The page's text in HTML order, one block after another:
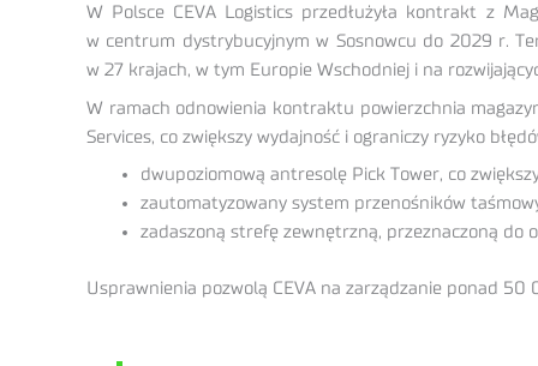
W Polsce CEVA Logistics przedłużyła kontrakt z
w centrum dystrybucyjnym w Sosnowcu do 2029 r.
w 27 krajach, w tym Europie Wschodniej i na
W ramach odnowienia kontraktu powierzchnia
Services, co zwiększy wydajność i ograniczy ryzyko
dwupoziomową antresolę Pick Tower, co
zautomatyzowany system przenośników
zadaszoną strefę zewnętrzną, przeznaczoną do
Usprawnienia pozwolą CEVA na zarządzanie ponad